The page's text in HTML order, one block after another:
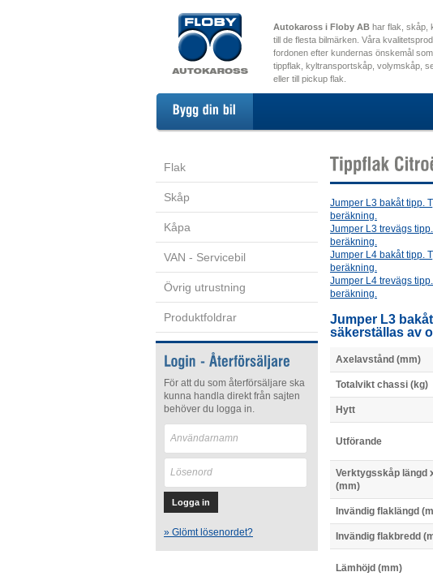
Autokaross i Floby AB har flak, skåp,
till de flesta bilmärken. Våra
fordonen efter kundernas önskemål
tippflak, kyltransportskåp, volymskåp,
eller till pickup flak.
Flak
Skåp
Kåpa
VAN - Servicebil
Övrig utrustning
Produktfoldrar
För att du som återförsäljare ska
kunna handla direkt från sajten
behöver du logga in.
» Glömt lösenordet?
Jumper L3 bakåt tipp.
beräkning.
Jumper L3 trevägs
beräkning.
Jumper L4 bakåt tipp.
beräkning.
Jumper L4 trevägs
beräkning.
Jumper L3
säkerställas av
Axelavstånd (mm)
Totalvikt chassi (kg)
Hytt
Utförande
Verktygsskåp längd
(mm)
Invändig flaklängd
Invändig flakbredd
Lämhöjd (mm)